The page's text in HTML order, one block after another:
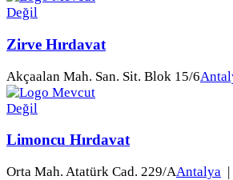
Zirve Hırdavat
Akçaalan Mah. San. Sit. Blok 15/6
Limoncu Hırdavat
Orta Mah. Atatürk Cad. 229/AAntalya |